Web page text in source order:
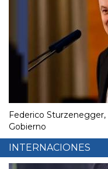
Federico
Gobierno
INTERNACIONES